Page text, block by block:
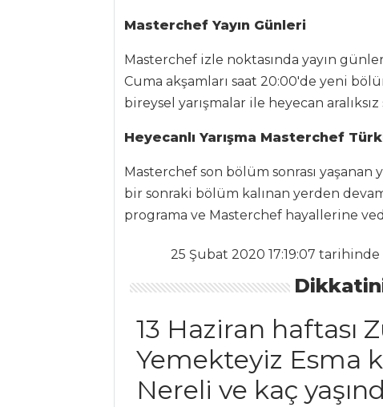
Mezgit Balığı
Balık Yemekleri
ET YEMEKLERI
Belen Tava
SEBZELİ BALIK
Et Yemekleri Tüm
Masterchef Yayın Günleri
Masterchef izle noktasında yayın
Cuma akşamları saat 20:00'de yeni
bireysel yarışmalar ile heyecan
Heyecanlı Yarışma Masterchef
Masterchef son bölüm sonrası yaşanan
bir sonraki bölüm kalınan yerden
programa ve Masterchef hayallerine
25 Şubat 2020 17:19:07 tarihinde
13 Haziran haftası
Yemekteyiz Esma
Nereli ve kaç